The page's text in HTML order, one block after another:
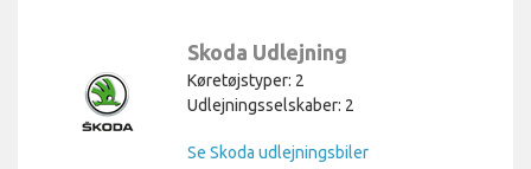
Skoda Udlejning
Køretøjstyper: 2
Udlejningsselskaber: 2
Se Skoda udlejningsbiler